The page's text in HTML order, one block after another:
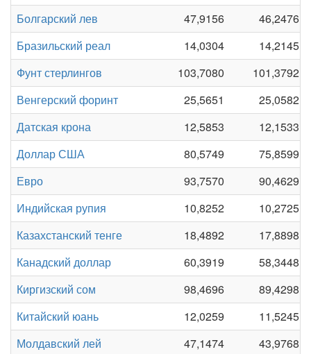
Болгарский лев
47,9156
46,2476
Бразильский реал
14,0304
14,2145
Фунт стерлингов
103,7080
101,3792
Венгерский форинт
25,5651
25,0582
Датская крона
12,5853
12,1533
Доллар США
80,5749
75,8599
Евро
93,7570
90,4629
Индийская рупия
10,8252
10,2725
Казахстанский тенге
18,4892
17,8898
Канадский доллар
60,3919
58,3448
Киргизский сом
98,4696
89,4298
Китайский юань
12,0259
11,5245
Молдавский лей
47,1474
43,9768